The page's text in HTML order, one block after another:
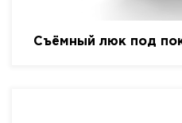
Съёмный люк под